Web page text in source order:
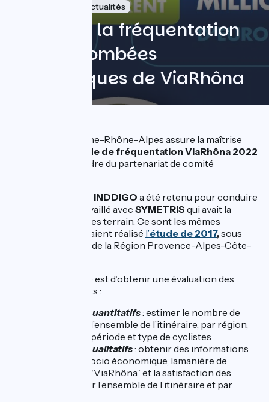
Actualités
Etude sur la fréquentation
et les retombées
économiques de ViaRhôna
La Région Auvergne-Rhône-Alpes assure la maîtrise
étude de fréquentation ViaRhôna 2022
réalisée dans le cadre du partenariat de comité
INDDIGO a été retenu pour conduire
cette étude. Il a travaillé avec SYMETRIS qui avait la
charge des enquêtes terrain. Ce sont les mêmes
prestataires qui avaient réalisé l’étude de 2017,sous
maîtrise d’ouvrage de la Région Provence-Alpes-Côte-
L’objectif de l’étude est d’obtenir une évaluation des
indicateurs suivants :
Indicateurs quantitatifs: estimer le nombre de
cyclistes sur l’ensemble de l’itinéraire, par région,
par tronçon, période et type de cyclistes
Indicateurs qualitatifs: obtenir des informations
sur le profil socio économique, lamanière de
consommer “ViaRhôna” et la satisfaction des
cyclistes pour l’ensemble de l’itinéraire et par